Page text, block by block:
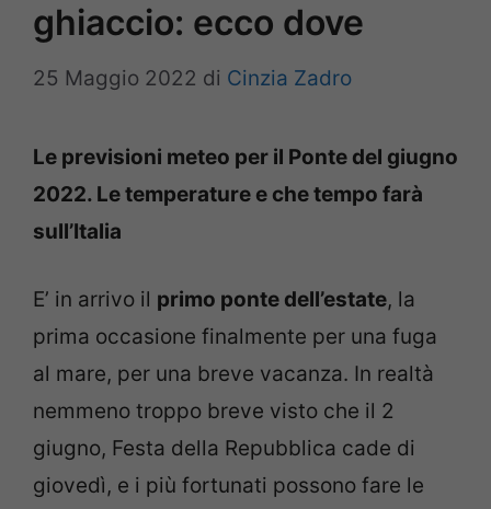
ghiaccio: ecco dove
25 Maggio 2022 di Cinzia Zadro
Le previsioni meteo per il Ponte del giugno
2022. Le temperature e che tempo farà
sull’Italia
E’ in arrivo il primo ponte dell’estate, la
prima occasione finalmente per una fuga
al mare, per una breve vacanza. In realtà
nemmeno troppo breve visto che il 2
giugno, Festa della Repubblica cade di
giovedì, e i più fortunati possono fare le